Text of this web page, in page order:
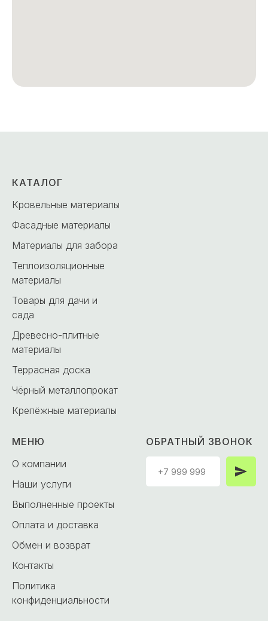
КАТАЛОГ
Кровельные материалы
Фасадные материалы
Материалы для забора
Теплоизоляционные
материалы
Товары для дачи и
сада
Древесно-плитные
материалы
Террасная доска
Чёрный металлопрокат
Крепёжные материалы
МЕНЮ
О компании
Наши услуги
Выполненные проекты
Оплата и доставка
Обмен и возврат
Контакты
Политика
конфиденциальности
ОБРАТНЫЙ ЗВОНОК